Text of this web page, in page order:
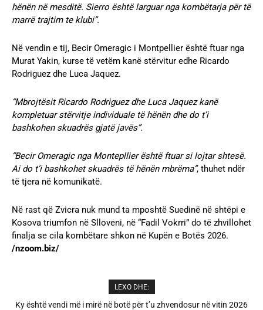
hënën në mesditë. Sierro është larguar nga kombëtarja për të
marrë trajtim te klubi”.
Në vendin e tij, Becir Omeragic i Montpellier është ftuar nga
Murat Yakin, kurse të vetëm kanë stërvitur edhe Ricardo
Rodriguez dhe Luca Jaquez.
“Mbrojtësit Ricardo Rodriguez dhe Luca Jaquez kanë
kompletuar stërvitje individuale të hënën dhe do t’i
bashkohen skuadrës gjatë javës”.
“Becir Omeragic nga Montepllier është ftuar si lojtar shtesë.
Ai do t’i bashkohet skuadrës të hënën mbrëma”, thuhet ndër
të tjera në komunikatë.
Në rast që Zvicra nuk mund ta mposhtë Suedinë në shtëpi e
Kosova triumfon në Slloveni, në “Fadil Vokrri” do të zhvillohet
finalja se cila kombëtare shkon në Kupën e Botës 2026.
/nzoom.biz/
LEXO DHE:
A është prishur miqësia mes Selin dhe Kristit? Veprimi i fundit i ish-